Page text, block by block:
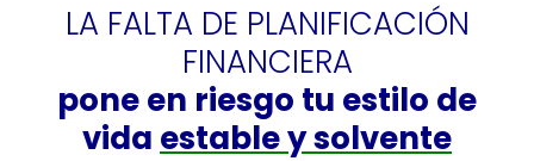
LA FALTA DE PLANIFICACIÓN
FINANCIERA
pone en riesgo tu estilo de
vida estable y solvente